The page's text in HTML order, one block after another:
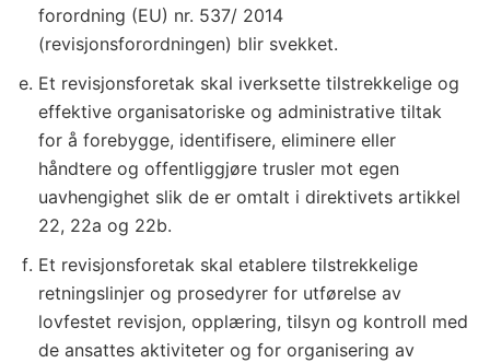
i
n
g
)
5
forordning (EU) nr. 537/ 2014
(revisjonsforordningen) blir svekket.
Et revisjonsforetak skal iverksette tilstrekkelige og
effektive organisatoriske og administrative tiltak
for å forebygge, identifisere, eliminere eller
håndtere og offentliggjøre trusler mot egen
uavhengighet slik de er omtalt i direktivets artikkel
22, 22a og 22b.
Et revisjonsforetak skal etablere tilstrekkelige
retningslinjer og prosedyrer for utførelse av
lovfestet revisjon, opplæring, tilsyn og kontroll med
de ansattes aktiviteter og for organisering av